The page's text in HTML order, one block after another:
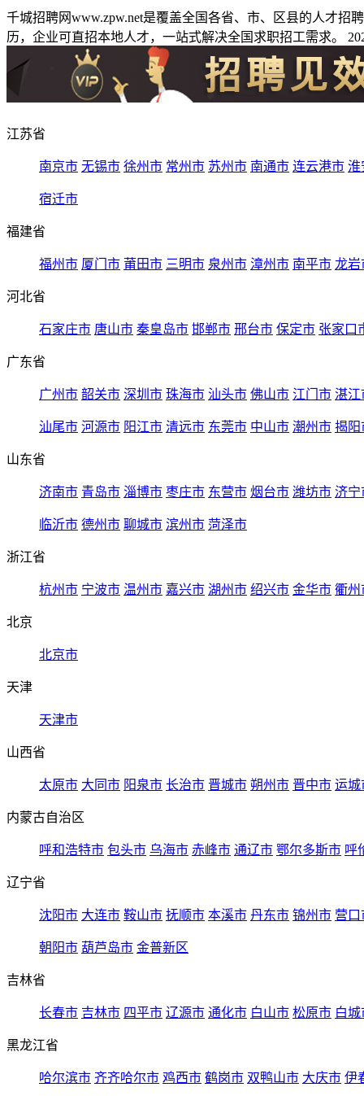
千城招聘网www.zpw.net是覆盖全国各省、市、区县的人才
历，企业可直招本地人才，一站式解决全国求职招工需求。
江苏省
南京市 无锡市 徐州市 常州市 苏州市 南通市 连云港市 淮
宿迁市
福建省
福州市 厦门市 莆田市 三明市 泉州市 漳州市 南平市 龙岩
河北省
石家庄市 唐山市 秦皇岛市 邯郸市 邢台市 保定市 张家口
广东省
广州市 韶关市 深圳市 珠海市 汕头市 佛山市 江门市 湛江
汕尾市 河源市 阳江市 清远市 东莞市 中山市 潮州市 揭阳
山东省
济南市 青岛市 淄博市 枣庄市 东营市 烟台市 潍坊市 济宁
临沂市 德州市 聊城市 滨州市 菏泽市
浙江省
杭州市 宁波市 温州市 嘉兴市 湖州市 绍兴市 金华市 衢州
北京
北京市
天津
天津市
山西省
太原市 大同市 阳泉市 长治市 晋城市 朔州市 晋中市 运城
内蒙古自治区
呼和浩特市 包头市 乌海市 赤峰市 通辽市 鄂尔多斯市 呼
辽宁省
沈阳市 大连市 鞍山市 抚顺市 本溪市 丹东市 锦州市 营口
朝阳市 葫芦岛市 金普新区
吉林省
长春市 吉林市 四平市 辽源市 通化市 白山市 松原市 白城
黑龙江省
哈尔滨市 齐齐哈尔市 鸡西市 鹤岗市 双鸭山市 大庆市 伊